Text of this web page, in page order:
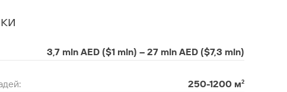
3,7 mln AED ($1 mln) – 27 mln AED ($7,3 mln)
250-1200 м²